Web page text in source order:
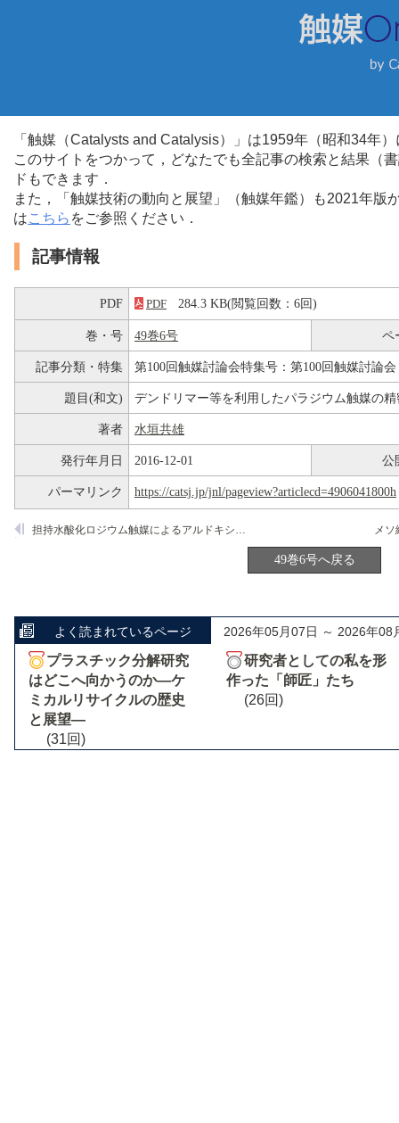
「触媒（Catalysts and Catalysis）」は1959年（昭和34年
このサイトをつかって，どなたでも全記事の検索と結果（
ドもできます．
また，「触媒技術の動向と展望」（触媒年鑑）も2021年
はこちら をご参照ください．
記事情報
PDF PDF 284.3 KB(閲覧回数：6回)
巻・号 49巻6号 ペ
記事分類・特集 第100回触媒討論会特集号：第100回触媒討論会
題目(和文) デンドリマー等を利用したパラジウム触媒の
著者 水垣共雄
発行年月日 2016-12-01 公
パーマリンク https://catsj.jp/jnl/pageview?articlecd=4906041800h
担持水酸化ロジウム触媒によるアルドキシムからの一級アミド合成反応
49巻6号へ戻る
よく読まれているページ 2026年05月07日 ～ 2026年08
プラスチック分解研究
はどこへ向かうのか―ケ
ミカルリサイクルの歴史
と展望―
(31回)
研究者としての私を形
作った「師匠」たち
(26回)